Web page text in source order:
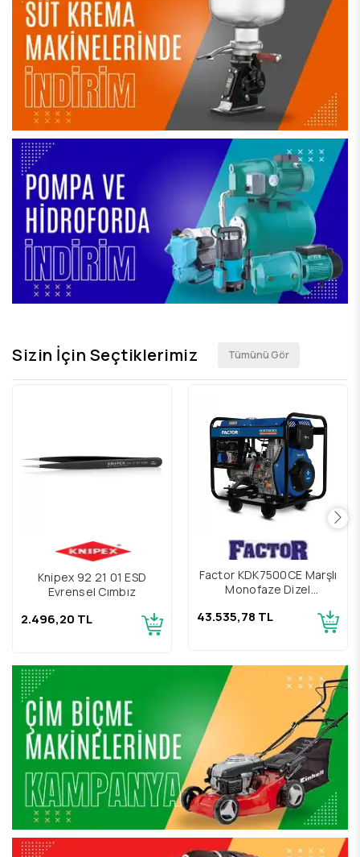
Sizin İçin Seçtiklerimiz Tümünü Gör
Knipex 92 21 01 ESD
Evrensel Cımbız
2.496,20 TL
Factor KDK7500CE Marşlı
Monofaze Dizel
43.535,78 TL